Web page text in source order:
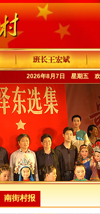
2026年8月7日 星期五 欢
南街村报